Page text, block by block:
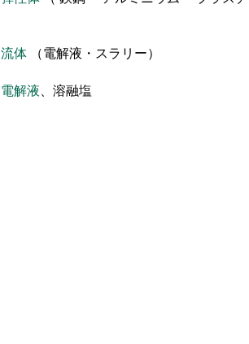
流体 （電解液・スラリー）
電解液、溶融塩